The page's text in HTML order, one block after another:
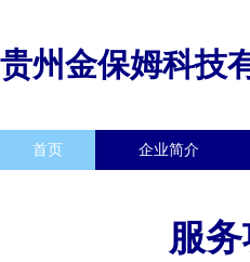
贵州金保姆科技
首页 企业简介
服务